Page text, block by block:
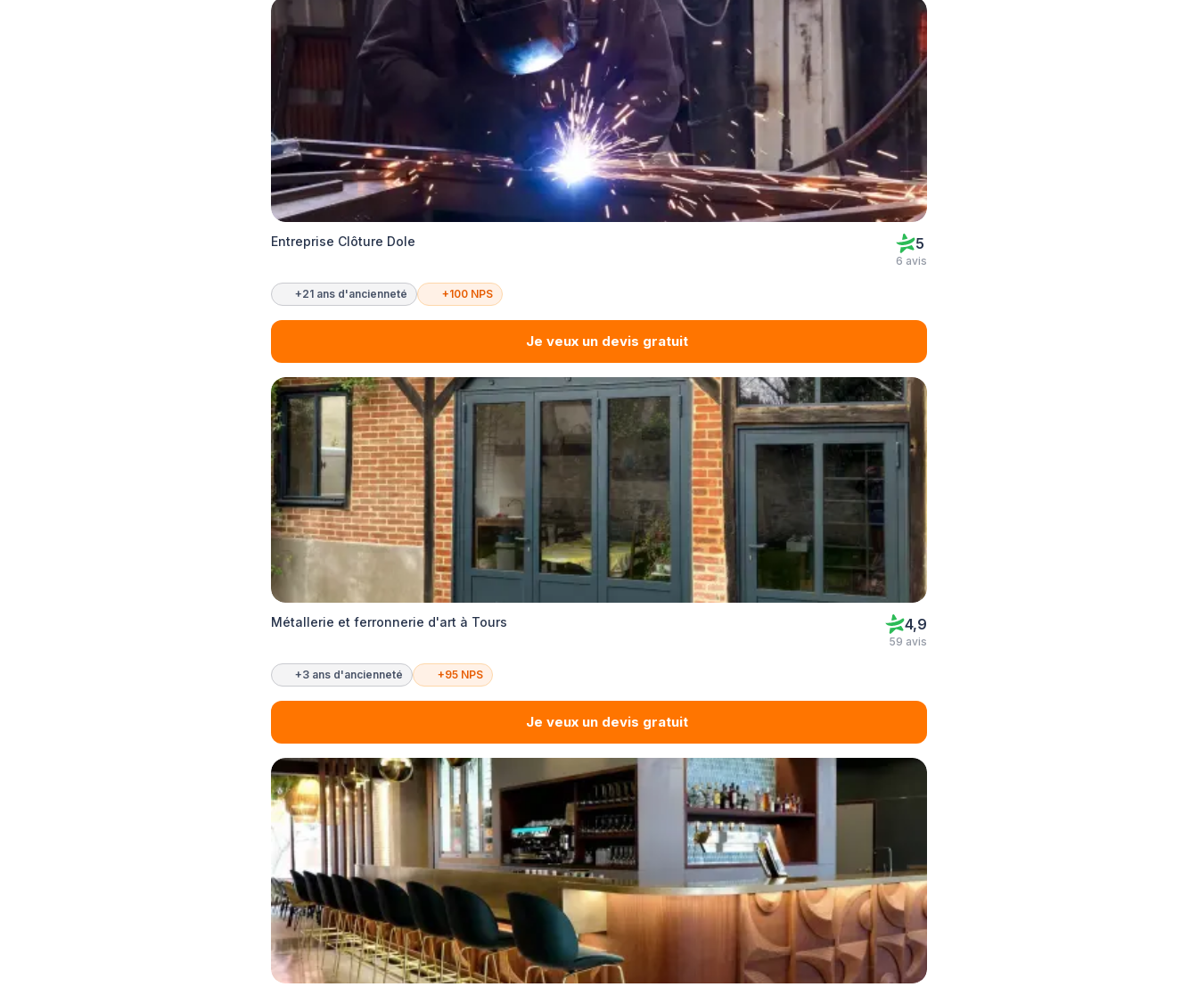
Entreprise Clôture Dole 5
6 avis
+21 ans d'ancienneté +100 NPS
Je veux un devis gratuit
Métallerie et ferronnerie d'art à Tours 4,9
59 avis
+3 ans d'ancienneté +95 NPS
Je veux un devis gratuit